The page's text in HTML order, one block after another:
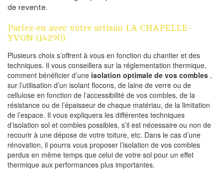
de revente.
Parlez-en avec votre artisan LA CHAPELLE-
YVON (14290)
Plusieurs choix s’offrent à vous en fonction du chantier et des
techniques. Il vous conseillera sur la réglementation thermique,
comment bénéficier d’une isolation optimale de vos combles ,
sur l’utilisation d’un isolant flocons, de laine de verre ou de
cellulose en fonction de l’accessibilité de vos combles, de la
résistance ou de l’épaisseur de chaque matériau, de la limitation
de l’espace. Il vous expliquera les différentes techniques
d’isolation sol et combles possibles, s’il est nécessaire ou non de
recourir à une dépose de votre toiture, etc. Dans le cas d’une
rénovation, il pourra vous proposer l’isolation de vos combles
perdus en même temps que celui de votre sol pour un effet
thermique aux performances plus importantes.